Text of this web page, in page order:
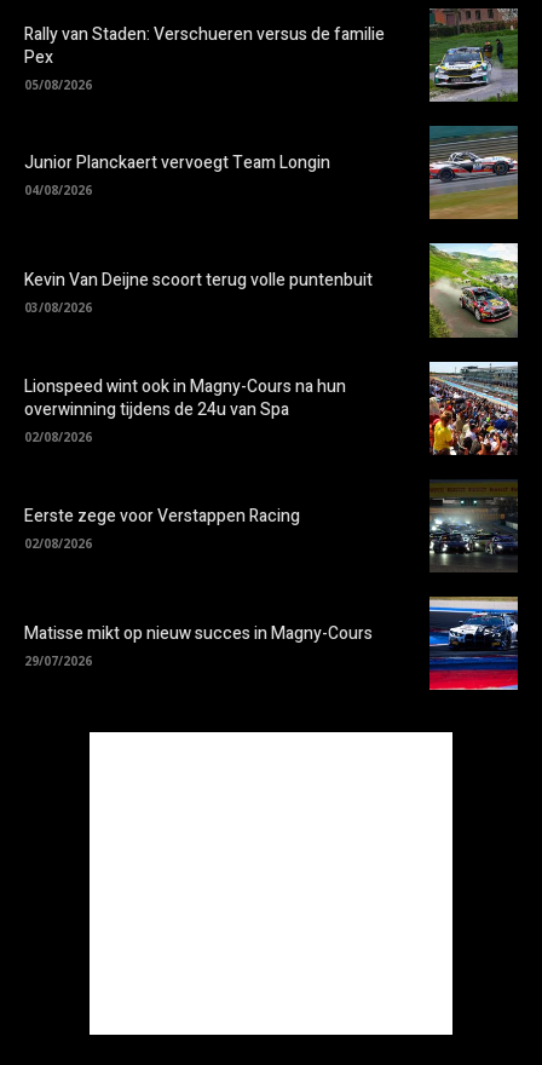
Rally van Staden: Verschueren versus de familie
Pex
05/08/2026
Junior Planckaert vervoegt Team Longin
04/08/2026
Kevin Van Deijne scoort terug volle puntenbuit
03/08/2026
Lionspeed wint ook in Magny-Cours na hun
overwinning tijdens de 24u van Spa
02/08/2026
Eerste zege voor Verstappen Racing
02/08/2026
Matisse mikt op nieuw succes in Magny-Cours
29/07/2026